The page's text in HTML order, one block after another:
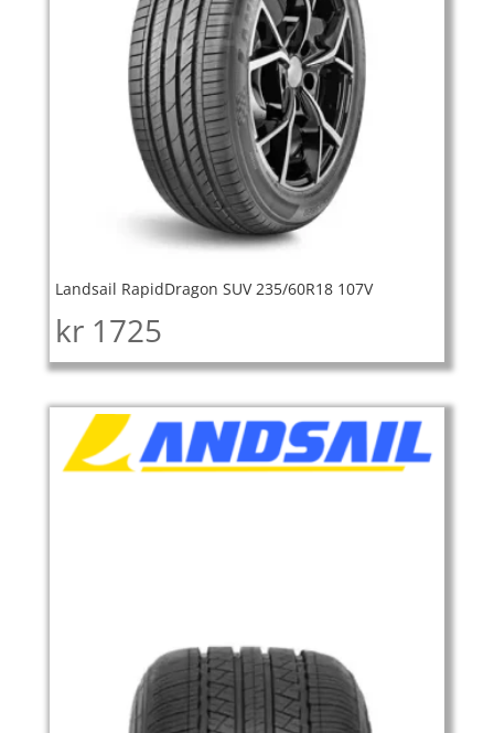
Landsail RapidDragon SUV 235/60R18 107V
kr 1725